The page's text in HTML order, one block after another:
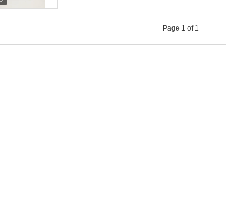
Page 1 of 1